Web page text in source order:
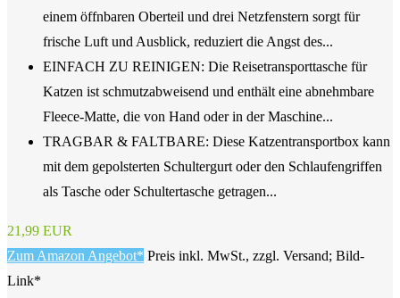
einem öffnbaren Oberteil und drei Netzfenstern sorgt für
frische Luft und Ausblick, reduziert die Angst des...
EINFACH ZU REINIGEN: Die Reisetransporttasche für
Katzen ist schmutzabweisend und enthält eine abnehmbare
Fleece-Matte, die von Hand oder in der Maschine...
TRAGBAR & FALTBARE: Diese Katzentransportbox kann
mit dem gepolsterten Schultergurt oder den Schlaufengriffen
als Tasche oder Schultertasche getragen...
21,99 EUR
Zum Amazon Angebot* Preis inkl. MwSt., zzgl. Versand; Bild-
Link*